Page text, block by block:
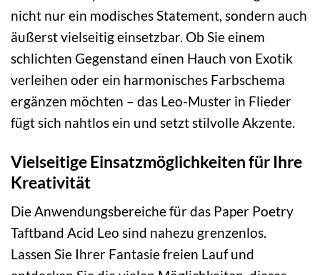
nicht nur ein modisches Statement, sondern auch
äußerst vielseitig einsetzbar. Ob Sie einem
schlichten Gegenstand einen Hauch von Exotik
verleihen oder ein harmonisches Farbschema
ergänzen möchten – das Leo-Muster in Flieder
fügt sich nahtlos ein und setzt stilvolle Akzente.
Vielseitige Einsatzmöglichkeiten für Ihre
Kreativität
Die Anwendungsbereiche für das Paper Poetry
Taftband Acid Leo sind nahezu grenzenlos.
Lassen Sie Ihrer Fantasie freien Lauf und